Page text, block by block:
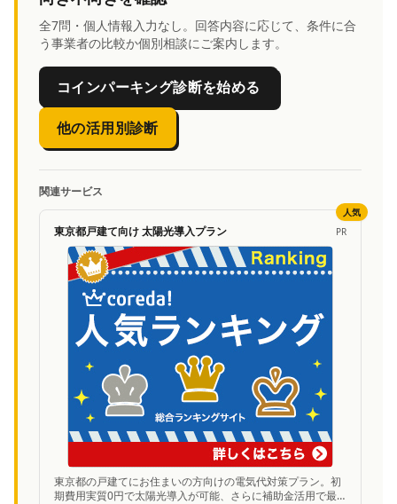
全7問・個人情報入力なし。回答内容に応じて、条件に合
う事業者の比較か個別相談にご案内します。
コインパーキング診断を始める
他の活用別診断
関連サービス
東京都戸建て向け 太陽光導入プラン PR
東京都の戸建てにお住まいの方向けの電気代対策プラン。初
期費用実質0円で太陽光導入が可能、さらに補助金活用で最
人気